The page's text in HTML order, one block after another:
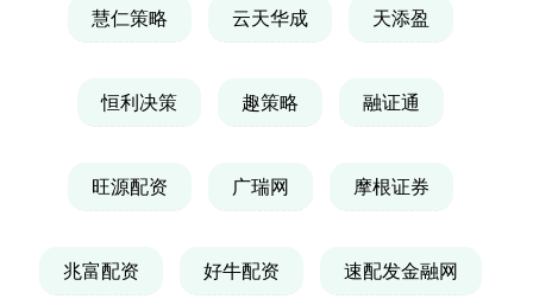
慧仁策略 云天华成 天添盈
恒利决策 趣策略 融证通
旺源配资 广瑞网 摩根证券
兆富配资 好牛配资 速配发金融网